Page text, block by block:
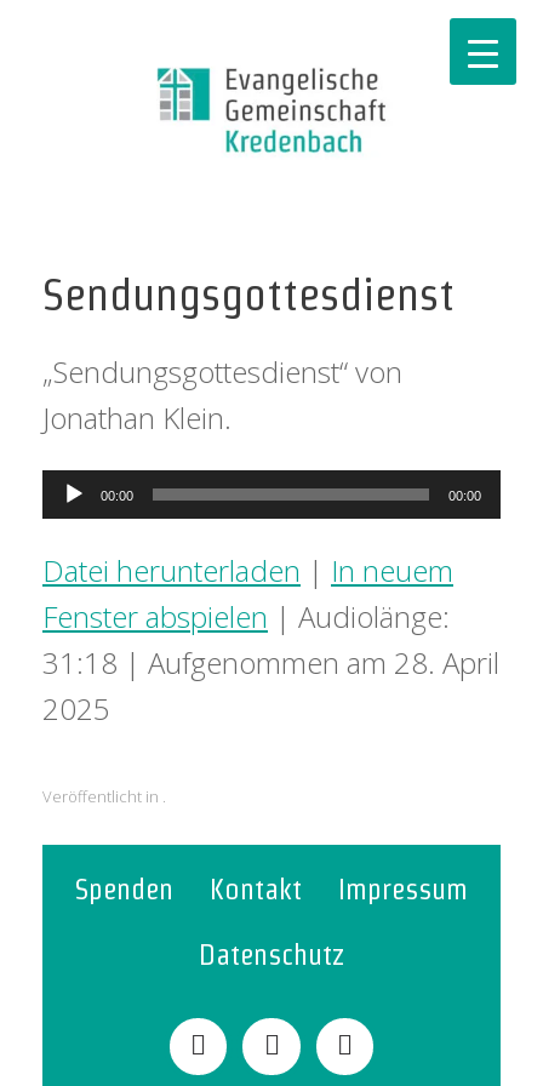
Sendungsgottesdienst
„Sendungsgottesdienst“ von
Jonathan Klein.
Audio-
00:00 00:00
Datei herunterladen | In neuem
Fenster abspielen | Audiolänge:
31:18 | Aufgenommen am 28. April
2025
Veröffentlicht in .
Spenden Kontakt
Impressum
Datenschutz